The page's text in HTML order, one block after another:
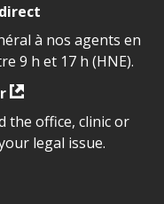
à nos agents en
9 h et 17 h (HNE).
the office, clinic or
legal issue.